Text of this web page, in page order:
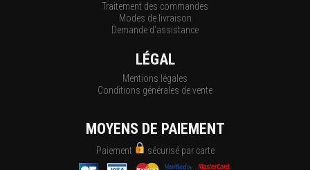
Traitement des commandes
Modes de livraison
Demande d'assistance
LÉGAL
Mentions légales
Conditions générales de vente
MOYENS DE PAIEMENT
Paiement sécurisé par carte